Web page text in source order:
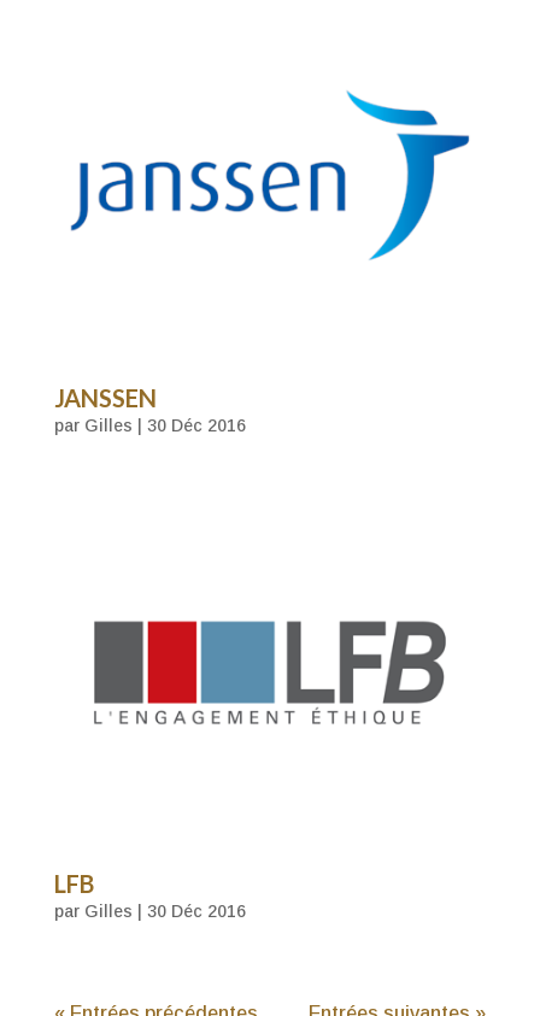
JANSSEN
par Gilles 30 Déc 2016
LFB
par Gilles 30 Déc 2016